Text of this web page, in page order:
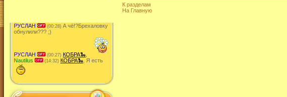
РУСЛАН (00:28) А чë!?Брехаловку
обнулили??? ;)
РУСЛАН (00:27) КОБРА🐍
Nautilus
(14:32) КОБРА🐍 , Я есть
К разделам
На Главную